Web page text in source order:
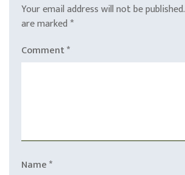
Your email address will not be published.
are marked *
Comment*
Name*